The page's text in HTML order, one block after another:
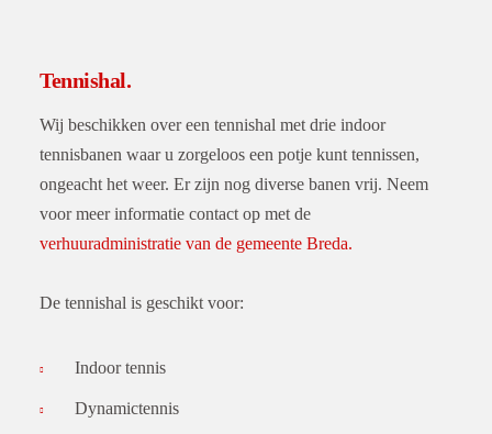
Tennishal.
Wij beschikken over een tennishal met drie indoor
tennisbanen waar u zorgeloos een potje kunt tennissen,
ongeacht het weer. Er zijn nog diverse banen vrij. Neem
voor meer informatie contact op met de
verhuuradministratie van de gemeente Breda.
De tennishal is geschikt voor:
Indoor tennis
Dynamictennis